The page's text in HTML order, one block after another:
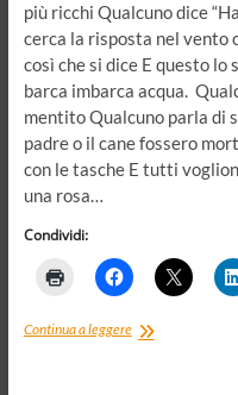
più ricchi Qualcuno dice
cerca la risposta nel vento
così che si dice E questo
barca imbarca acqua.
mentito Qualcuno parla di
padre o il cane fossero
con le tasche E tutti
una rosa…
Condividi:
Continua a leggereLa